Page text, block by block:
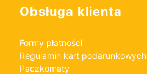
Obsługa klienta
Formy płatności
Regulamin kart podarunkowych
Paczkomaty